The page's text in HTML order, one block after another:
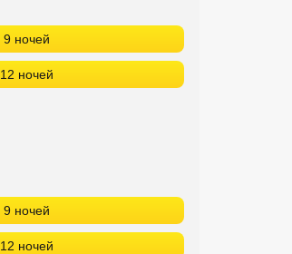
9 ночей
12 ночей
9 ночей
12 ночей